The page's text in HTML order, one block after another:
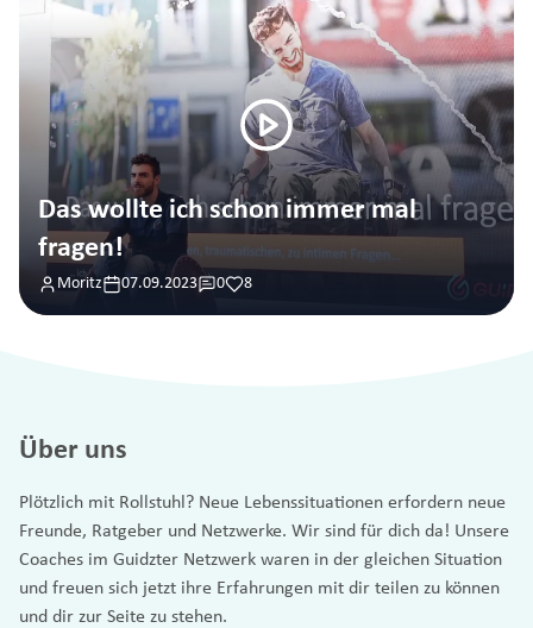
Das wollte ich schon immer mal
fragen!
Moritz 07.09.2023 0 8
Über uns
Plötzlich mit Rollstuhl? Neue Lebenssituationen erfordern neue
Freunde, Ratgeber und Netzwerke. Wir sind für dich da! Unsere
Coaches im Guidzter Netzwerk waren in der gleichen Situation
und freuen sich jetzt ihre Erfahrungen mit dir teilen zu können
und dir zur Seite zu stehen.